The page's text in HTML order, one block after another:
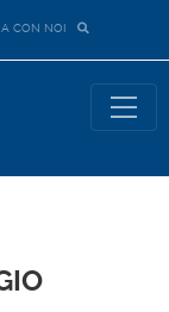
CON NOI